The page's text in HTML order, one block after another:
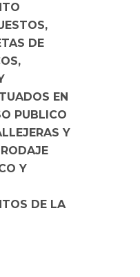
DE
EN
PUBLICO
Y
Y
DE LA